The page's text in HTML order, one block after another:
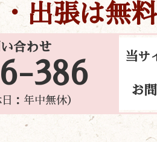
出張は無料
合わせ
386
：年中無休）
当サ
お